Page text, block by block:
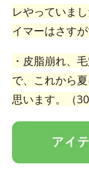
レやっていま
イマーはさす
・皮脂崩れ、
で、これから
思います。（30